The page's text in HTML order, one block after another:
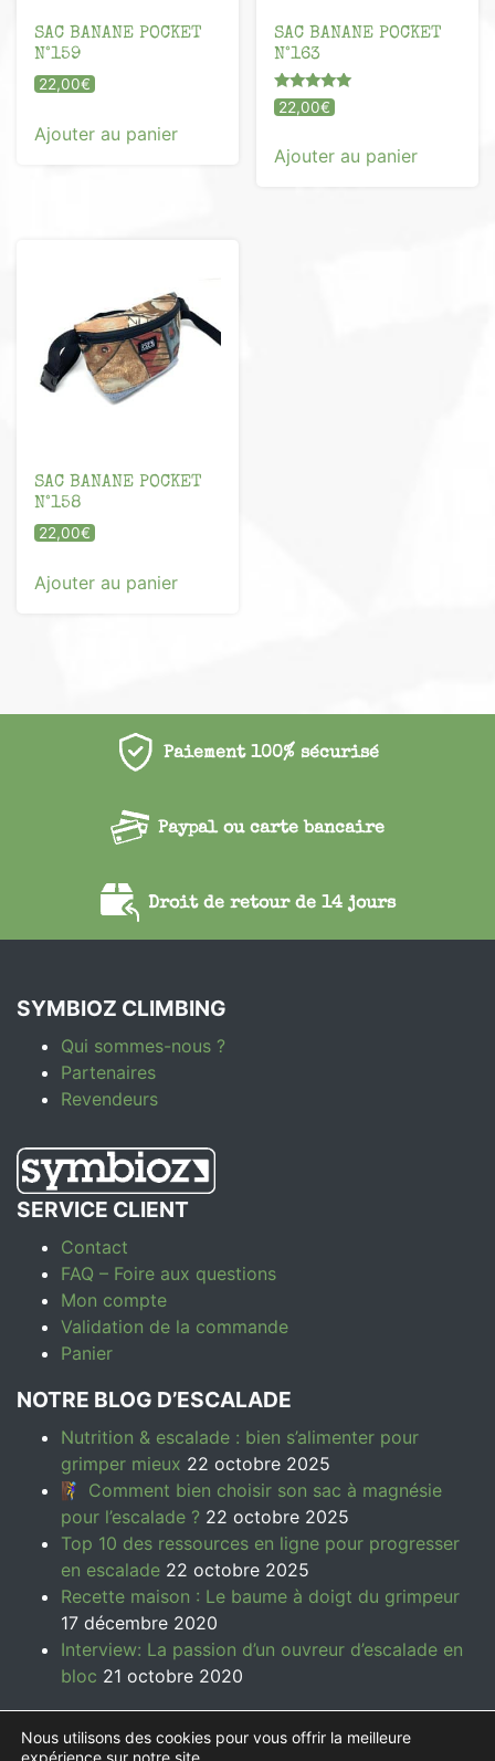
SAC BANANE POCKET
N°159
22,00€
Ajouter au panier
SAC BANANE POCKET
N°163
Note
5.00
22,00€
Ajouter au panier
SAC BANANE POCKET
N°158
22,00€
Ajouter au panier
Paiement 100% sécurisé
Paypal ou carte bancaire
Droit de retour de 14 jours
SYMBIOZ CLIMBING
Qui sommes-nous ?
Partenaires
Revendeurs
SERVICE CLIENT
Contact
FAQ – Foire aux questions
Mon compte
Validation de la commande
Panier
NOTRE BLOG D’ESCALADE
Nutrition & escalade : bien s’alimenter pour
grimper mieux 22 octobre 2025
🧗‍♀️ Comment bien choisir son sac à magnésie
pour l’escalade ? 22 octobre 2025
Top 10 des ressources en ligne pour progresser
en escalade 22 octobre 2025
Recette maison : Le baume à doigt du grimpeur
17 décembre 2020
Interview: La passion d’un ouvreur d’escalade en
bloc 21 octobre 2020
Nous utilisons des cookies pour vous offrir la meilleure
expérience sur notre site.